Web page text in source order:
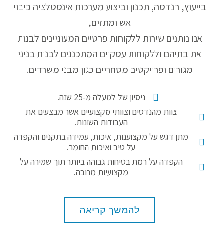
בייעוץ, הנדסה, תכנון וביצוע מערכות אינסטלציה כיבוי
אש ומתזים,
אנו נותנים שירות ללקוחות פרטיים המעוניינים לבנות
את בתיהם וללקוחות עסקיים המתכננים לבנות בניני
מגורים ופרויקטים מסחריים כגון מבני משרדים.
ניסיון של למעלה מ-25 שנה.
צוות מהנדסים וצוותי מקצועיים אשר מבצעים את
העבודות השונות.
מתן דגש על מקצוענות, איכות, עמידה בתקנים והקפדה
על טיב ואיכות החומר.
הקפדה על רמת בטיחות גבוהה ביותר תוך שמירה על
מקצועיות מרובה.
להמשך קריאה